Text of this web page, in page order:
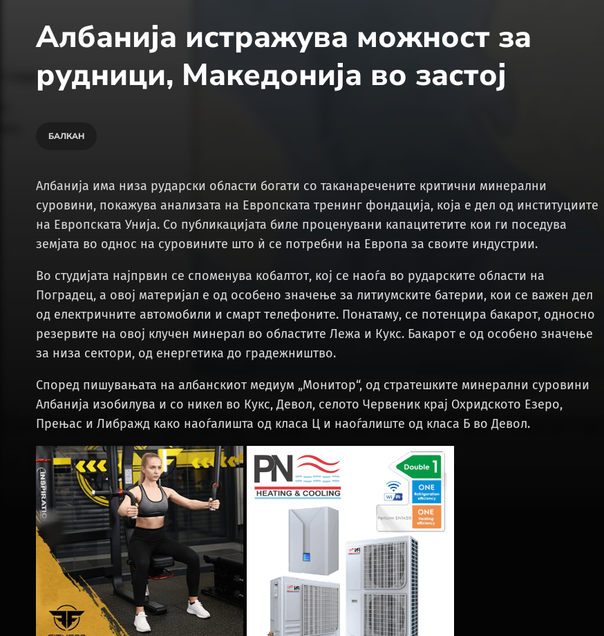
Албанија истражува можност за
рудници, Македонија во застој
БАЛКАН
Албанија има низа рударски области богати со таканаречените критични минерални
суровини, покажува анализата на Европската тренинг фондација, која е дел од институциите
на Европската Унија. Со публикацијата биле проценувани капацитетите кои ги поседува
земјата во однос на суровините што ѝ се потребни на Европа за своите индустрии.
Во студијата најпрвин се споменува кобалтот, кој се наоѓа во рударските области на
Поградец, а овој материјал е од особено значење за литиумските батерии, кои се важен дел
од електричните автомобили и смарт телефоните. Понатаму, се потенцира бакарот, односно
резервите на овој клучен минерал во областите Лежа и Кукс. Бакарот е од особено значење
за низа сектори, од енергетика до градежништво.
Според пишувањата на албанскиот медиум „Монитор“, од стратешките минерални суровини
Албанија изобилува и со никел во Кукс, Девол, селото Червеник крај Охридското Езеро,
Прењас и Либражд како наоѓалишта од класа Ц и наоѓалиште од класа Б во Девол.